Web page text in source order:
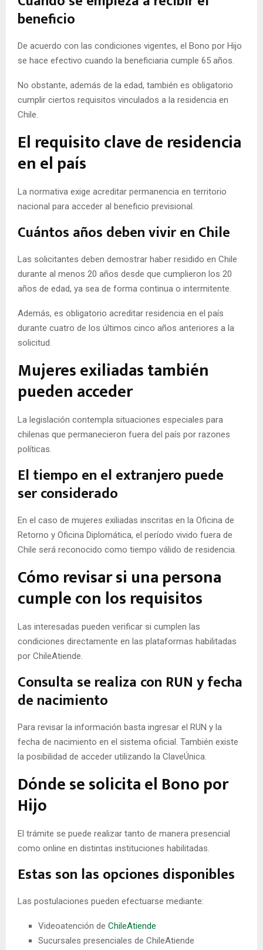
beneficio
De acuerdo con las condiciones vigentes, el Bono por Hijo
se hace efectivo cuando la beneficiaria cumple 65 años.
No obstante, además de la edad, también es obligatorio
cumplir ciertos requisitos vinculados a la residencia en
Chile.
El requisito clave de residencia
en el país
La normativa exige acreditar permanencia en territorio
nacional para acceder al beneficio previsional.
Cuántos años deben vivir en Chile
Las solicitantes deben demostrar haber residido en Chile
durante al menos 20 años desde que cumplieron los 20
años de edad, ya sea de forma continua o intermitente.
Además, es obligatorio acreditar residencia en el país
durante cuatro de los últimos cinco años anteriores a la
solicitud.
Mujeres exiliadas también
pueden acceder
La legislación contempla situaciones especiales para
chilenas que permanecieron fuera del país por razones
políticas.
El tiempo en el extranjero puede
ser considerado
En el caso de mujeres exiliadas inscritas en la Oficina de
Retorno y Oficina Diplomática, el período vivido fuera de
Chile será reconocido como tiempo válido de residencia.
Cómo revisar si una persona
cumple con los requisitos
Las interesadas pueden verificar si cumplen las
condiciones directamente en las plataformas habilitadas
por ChileAtiende.
Consulta se realiza con RUN y fecha
de nacimiento
Para revisar la información basta ingresar el RUN y la
fecha de nacimiento en el sistema oficial. También existe
la posibilidad de acceder utilizando la ClaveÚnica.
Dónde se solicita el Bono por
Hijo
El trámite se puede realizar tanto de manera presencial
como online en distintas instituciones habilitadas.
Estas son las opciones disponibles
Las postulaciones pueden efectuarse mediante:
Videoatención de ChileAtiende
Sucursales presenciales de ChileAtiende